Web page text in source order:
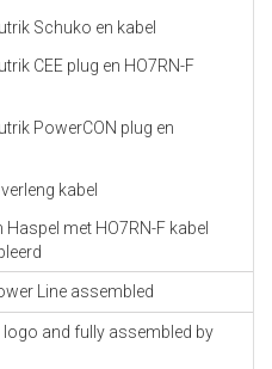
Schuko en kabel
CEE plug en HO7RN-F
PowerCON plug en
kabel
met HO7RN-F kabel
Line assembled
and fully assembled by